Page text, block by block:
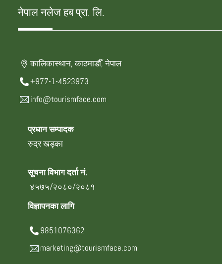
नेपाल नलेज हब प्रा. लि.
कालिकास्थान, काठमाडौँ, नेपाल
+977-1-4523973
info@tourismface.com
प्रधान सम्पादक
रुद्र खड्का
सूचना विभाग दर्ता नं.
४५७५/२०८०/२०८१
विज्ञापनका लागि
9851076362
marketing@tourismface.com